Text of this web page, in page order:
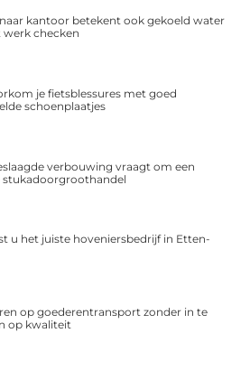
kantoor betekent ook gekoeld water
werk checken
je fietsblessures met goed
schoenplaatjes
verbouwing vraagt om een
stukadoorgroothandel
u het juiste hoveniersbedrijf in Etten-
op goederentransport zonder in te
op kwaliteit